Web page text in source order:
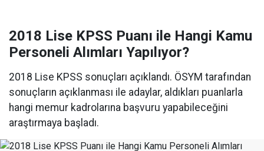
2018 Lise KPSS Puanı ile Hangi Kamu
Personeli Alımları Yapılıyor?
2018 Lise KPSS sonuçları açıklandı. ÖSYM tarafından
sonuçların açıklanması ile adaylar, aldıkları puanlarla
hangi memur kadrolarına başvuru yapabileceğini
araştırmaya başladı.